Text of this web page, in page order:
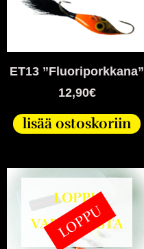
ET13 ”Fluoriporkkana”
12,90€
lisää ostoskoriin
LOPPU
VARASTOSTA
LOPPU